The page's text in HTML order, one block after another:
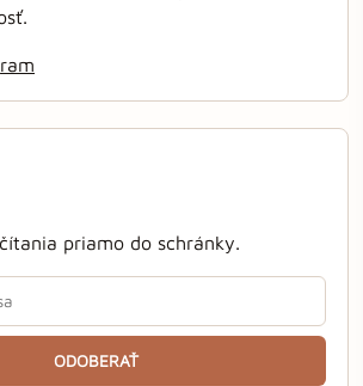
priamo do schránky.
ODOBERAŤ